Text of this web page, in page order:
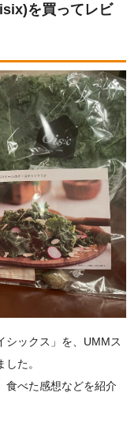
を買ってレビ
シックス」を、UMMス
た。
食べた感想などを紹介